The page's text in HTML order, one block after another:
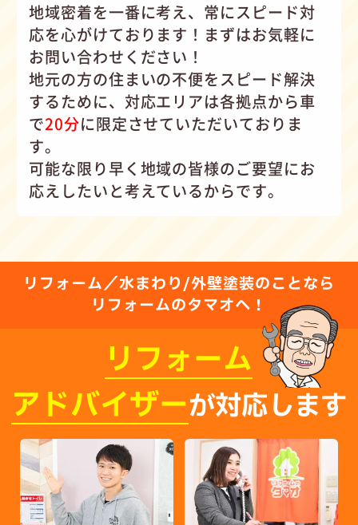
地域密着を一番に考え、常にスピード対
応を心がけております！まずはお気軽に
お問い合わせください！
地元の方の住まいの不便をスピード解決
するために、対応エリアは各拠点から車
で20分に限定させていただいておりま
す。
可能な限り早く地域の皆様のご要望にお
応えしたいと考えているからです。
リフォーム／水まわり/外壁塗装のことなら
リフォームのタマオへ！
リフォーム
アドバイザーが対応します